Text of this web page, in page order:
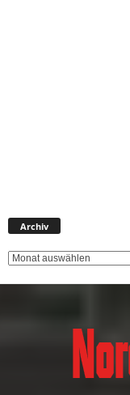
Archiv
h